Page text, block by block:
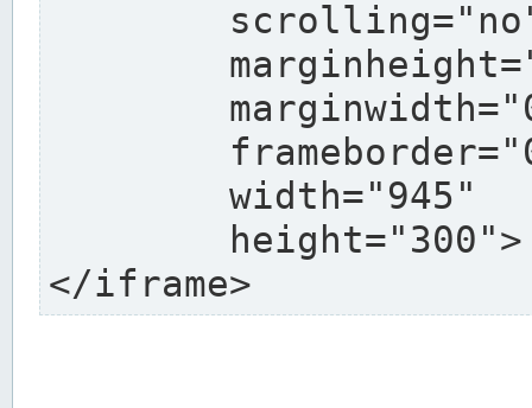
</iframe>